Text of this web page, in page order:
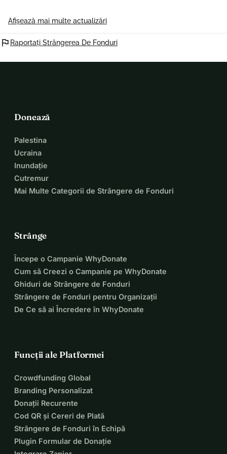
Cu drag, Birgit (mătușă) și Maarten (unchi)
P.S. Distribuirea este iubire!
Afișează mai multe actualizări
flag Raportați Strângerea De Fonduri
Donează
Palestina
Ucraina
Inundație
Cutremur
Mai Multe Categorii de Strângere de Fonduri
Strânge
Începe o Campanie WhyDonate
Cum să Creezi o Campanie pe WhyDonate
Ghiduri de Strângere de Fonduri
Strângere de Fonduri pentru Organizații
De Ce să ai Încredere în WhyDonate
Funcții ale Platformei
Crowdfunding Global
Branding Personalizat
Donații Recurente
Cod QR și Cereri de Plată
Strângere de Fonduri în Echipă
Plugin Formular de Donație